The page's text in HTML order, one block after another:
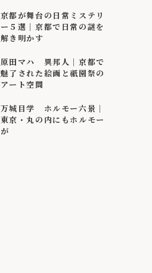
京都が舞台の日常ミステリ
ー５選｜京都で日常の謎を
解き明かす
原田マハ 異邦人｜京都で
魅了された絵画と祇園祭の
アート空間
万城目学 ホルモー六景｜
東京・丸の内にもホルモー
が